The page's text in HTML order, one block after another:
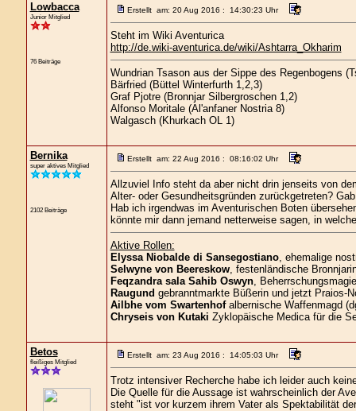
Lowbacca
Junior Mitglied
76 Beiträge
Erstellt am: 20 Aug 2016 : 14:30:23 Uhr
Steht im Wiki Aventurica
http://de.wiki-aventurica.de/wiki/Ashtarra_Okharim
Wundrian Tsason aus der Sippe des Regenbogens
Bärfried (Büttel Winterfurth 1,2,3)
Graf Pjotre (Bronnjar Silbergroschen 1,2)
Alfonso Moritale (Al'anfaner Nostria 8)
Walgasch (Khurkach OL 1)
Bernika
super aktives Mitglied
2102 Beiträge
Erstellt am: 22 Aug 2016 : 08:16:02 Uhr
Allzuviel Info steht da aber nicht drin jenseits von
Alter- oder Gesundheitsgründen zurückgetreten?
Hab ich irgendwas im Aventurischen Boten
könnte mir dann jemand netterweise sagen, in
Aktive Rollen:
Elyssa Niobalde di Sansegostiano, ehemalige
Selwyne von Beereskow, festenländische
Feqzandra sala Sahib Oswyn,
Raugund gebranntmarkte Büßerin und jetzt Praios-
Ailbhe vom Swartenhofalbernische Waffenmagd
Chryseis von Kutaki Zyklopäische Medica für die
Betos
fleißiges Mitglied
Erstellt am: 23 Aug 2016 : 14:05:03 Uhr
Trotz intensiver Recherche habe ich leider auch
Die Quelle für die Aussage ist wahrscheinlich der
steht "ist vor kurzem ihrem Vater als Spektabilität